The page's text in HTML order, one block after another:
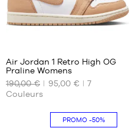
NOS
TAILLES
DISPONIBLES
Air Jordan 1 Retro High OG
Praline Womens
190,00 €
95,00 €
7
Couleurs
PROMO-50%